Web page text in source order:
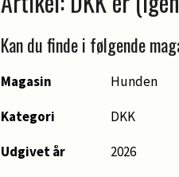
Kan du finde i følgende
Magasin
Hunden
Kategori
DKK
Udgivet år
2026